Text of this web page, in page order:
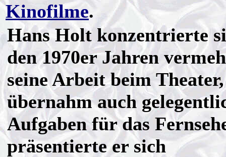
Kinofilme.
Hans Holt konzentrierte
den 1970er Jahren
seine Arbeit beim Theater,
übernahm auch
Aufgaben für das
präsentierte er sich